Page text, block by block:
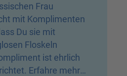
Frau
mit Komplimenten
Du sie mit
Floskeln
ist ehrlich
Erfahre mehr